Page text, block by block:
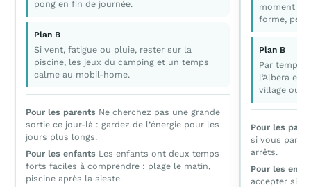
pong en fin de journée.
Plan B
Si vent, fatigue ou pluie, rester sur la
piscine, les jeux du camping et un temps
calme au mobil-home.
Pour les parents Ne cherchez pas une grande
sortie ce jour-là : gardez de l’énergie pour les
jours plus longs.
Pour les enfants Les enfants ont deux temps
forts faciles à comprendre : plage le matin,
piscine après la sieste.
moment
forme,
Plan B
Par temps
l’Albera et
village ou
Pour les
si vous
arrêts.
Pour les
accepter si